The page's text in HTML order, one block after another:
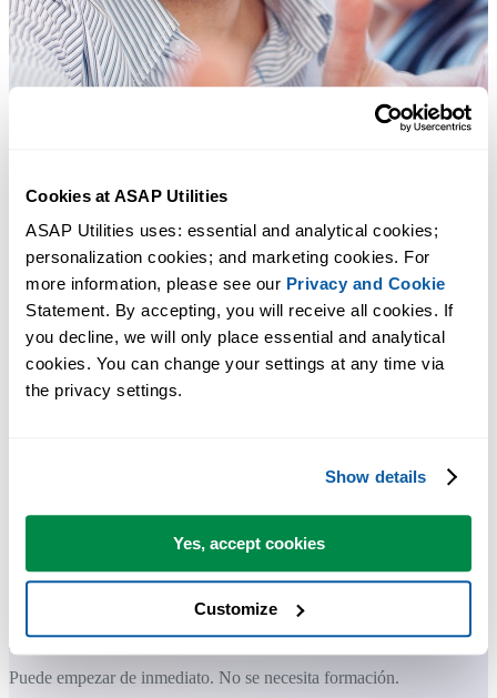
Cookies at ASAP Utilities
ASAP Utilities uses: essential and analytical cookies;
personalization cookies; and marketing cookies. For
more information, please see our Privacy and Cookie
Statement. By accepting, you will receive all cookies. If
you decline, we will only place essential and analytical
cookies. You can change your settings at any time via
the privacy settings.
Show details
Yes, accept cookies
Customize
Herramientas prácticas que muchos usuarios desearían tener en Excel.
Ahorra tiempo en Excel. Así de fácil.
ASAP Utilities te ayuda a ahorrar tiempo y a hacer cosas que Excel
por sí solo no puede hacer.
Puede empezar de inmediato. No se necesita formación.